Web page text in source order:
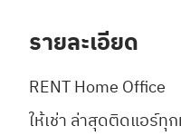
รายละเอียด
RENT Home Office
ให้เช่า ล่าสุดติดแอร์ทุ